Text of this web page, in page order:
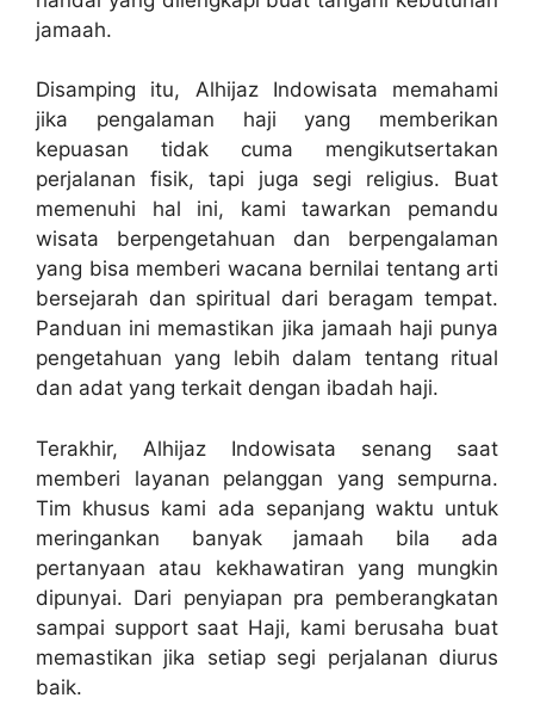
jamaah.
Disamping itu, Alhijaz Indowisata memahami
jika pengalaman haji yang memberikan
kepuasan tidak cuma mengikutsertakan
perjalanan fisik, tapi juga segi religius. Buat
memenuhi hal ini, kami tawarkan pemandu
wisata berpengetahuan dan berpengalaman
yang bisa memberi wacana bernilai tentang arti
bersejarah dan spiritual dari beragam tempat.
Panduan ini memastikan jika jamaah haji punya
pengetahuan yang lebih dalam tentang ritual
dan adat yang terkait dengan ibadah haji.
Terakhir, Alhijaz Indowisata senang saat
memberi layanan pelanggan yang sempurna.
Tim khusus kami ada sepanjang waktu untuk
meringankan banyak jamaah bila ada
pertanyaan atau kekhawatiran yang mungkin
dipunyai. Dari penyiapan pra pemberangkatan
sampai support saat Haji, kami berusaha buat
memastikan jika setiap segi perjalanan diurus
baik.